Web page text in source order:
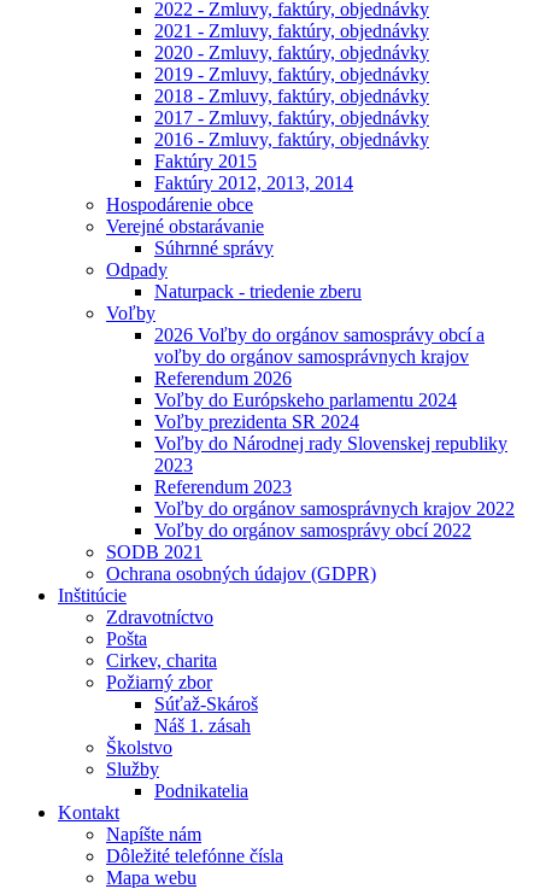
2022 - Zmluvy, faktúry, objednávky
2021 - Zmluvy, faktúry, objednávky
2020 - Zmluvy, faktúry, objednávky
2019 - Zmluvy, faktúry, objednávky
2018 - Zmluvy, faktúry, objednávky
2017 - Zmluvy, faktúry, objednávky
2016 - Zmluvy, faktúry, objednávky
Faktúry 2015
Faktúry 2012, 2013, 2014
Hospodárenie obce
Verejné obstarávanie
Súhrnné správy
Odpady
Naturpack - triedenie zberu
Voľby
2026 Voľby do orgánov samosprávy obcí a
voľby do orgánov samosprávnych krajov
Referendum 2026
Voľby do Európskeho parlamentu 2024
Voľby prezidenta SR 2024
Voľby do Národnej rady Slovenskej republiky
2023
Referendum 2023
Voľby do orgánov samosprávnych krajov 2022
Voľby do orgánov samosprávy obcí 2022
SODB 2021
Ochrana osobných údajov (GDPR)
Inštitúcie
Zdravotníctvo
Pošta
Cirkev, charita
Požiarný zbor
Súťaž-Skároš
Náš 1. zásah
Školstvo
Služby
Podnikatelia
Kontakt
Napíšte nám
Dôležité telefónne čísla
Mapa webu